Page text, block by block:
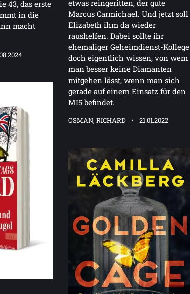
43, das erste
in die
macht
etwas reingeritten, der gute
Marcus Carmichael. Und jetzt soll
Elizabeth ihm da wieder
raushelfen. Dabei sollte ihr
ehemaliger Geheimdienst-Kollege
doch eigentlich wissen, von wem
man besser keine Diamanten
mitgehen lässt, wenn man sich
gerade auf einem Einsatz für den
MI5 befindet.
OSMAN, RICHARD 21.01.2022